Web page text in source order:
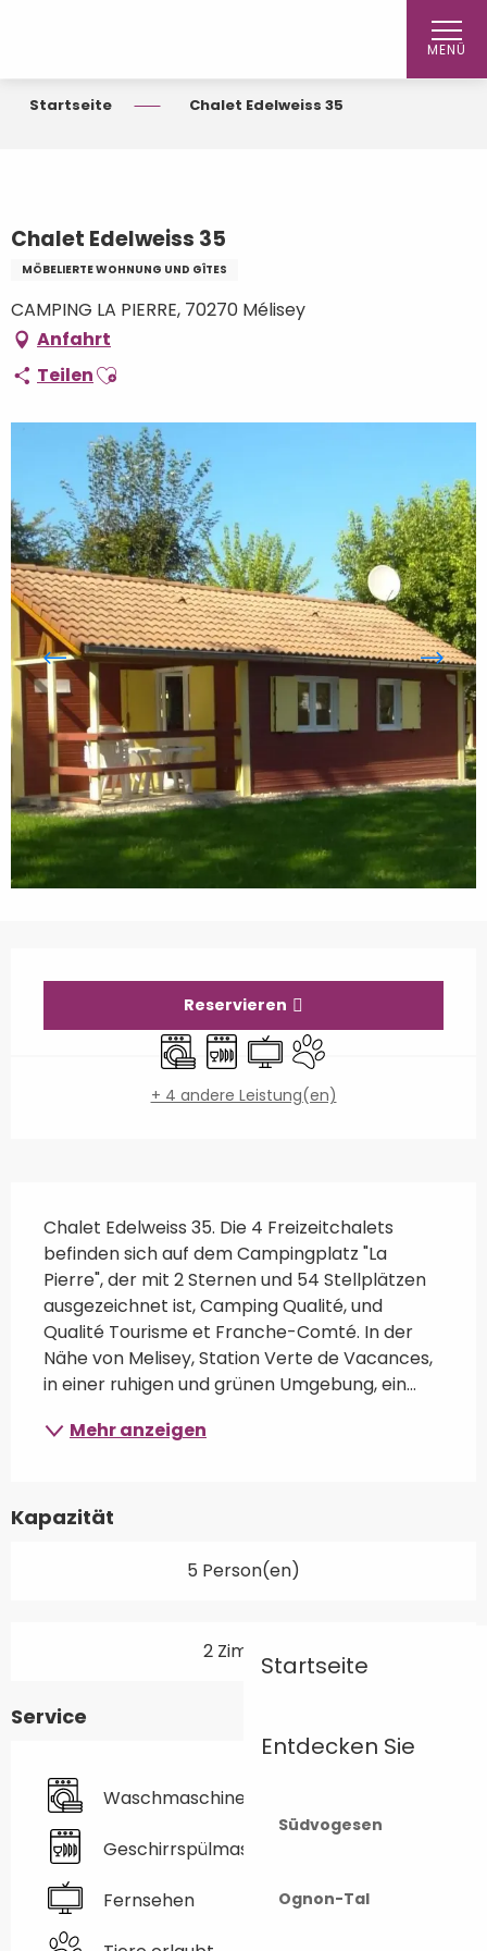
MENÜ
Startseite
Entdecken Sie
Südvogesen
Ognon-Tal
Startseite Chalet Edelweiss 35
Chalet Edelweiss 35
MÖBELIERTE WOHNUNG UND GÎTES
CAMPING LA PIERRE, 70270 Mélisey
Anfahrt
TeilenAjouter aux favoris
Reservieren
Waschmaschine
Geschirrspülmaschine
FernsehenTiere erlaubt
+ 4 andere Leistung(en)
Chalet Edelweiss 35. Die 4 Freizeitchalets
befinden sich auf dem Campingplatz "La
Pierre", der mit 2 Sternen und 54 Stellplätzen
ausgezeichnet ist, Camping Qualité, und
Qualité Tourisme et Franche-Comté. In der
Nähe von Melisey, Station Verte de Vacances,
in einer ruhigen und grünen Umgebung, ein...
Mehr anzeigen
Kapazität
5 Person(en)
2 Zimmer
Service
Waschmaschine
Geschirrspülmaschine
Fernsehen